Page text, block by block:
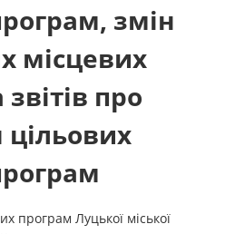
змін
місцевих
про
програм Луцької міської